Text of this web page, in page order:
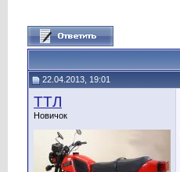
22.04.2013, 19:01
TTЛ
Новичок